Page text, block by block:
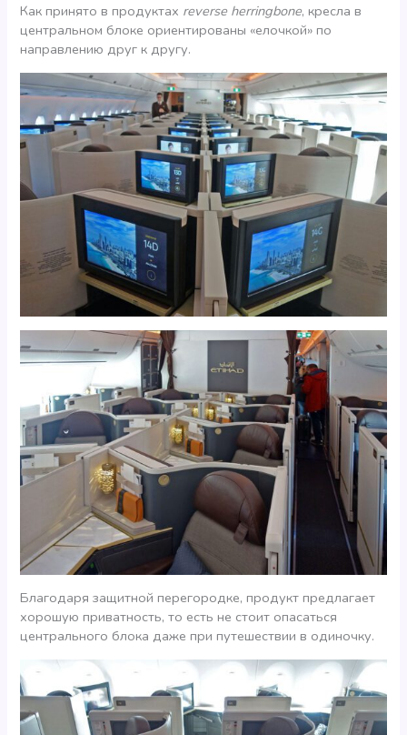
Как принято в продуктах reverse herringbone, кресла в
центральном блоке ориентированы «елочкой» по
направлению друг к другу.
Благодаря защитной перегородке, продукт предлагает
хорошую приватность, то есть не стоит опасаться
центрального блока даже при путешествии в одиночку.